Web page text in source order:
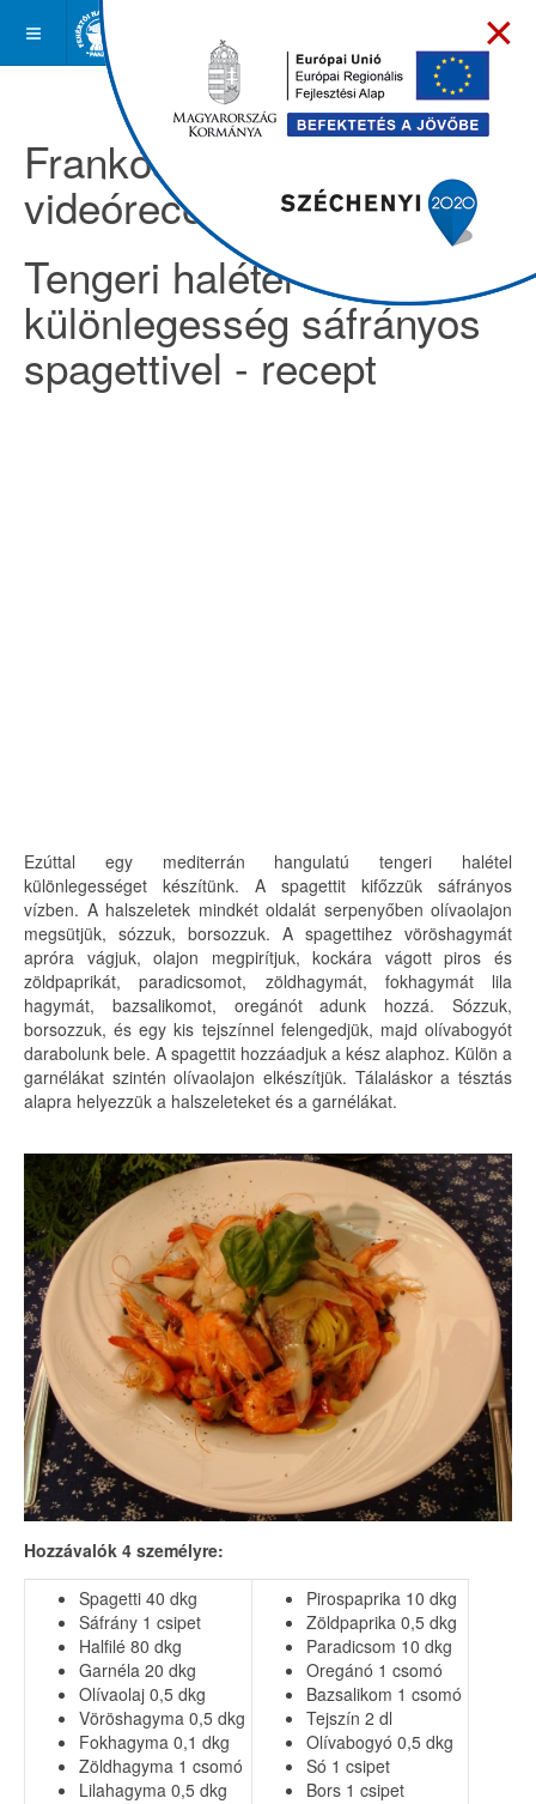
Frankóságok -
videóreceptek
Tengeri halétel
különlegesség sáfrányos
spagettivel - recept
Ezúttal egy mediterrán hangulatú tengeri halétel
különlegességet készítünk. A spagettit kifőzzük sáfrányos
vízben. A halszeletek mindkét oldalát serpenyőben olívaolajon
megsütjük, sózzuk, borsozzuk. A spagettihez vöröshagymát
apróra vágjuk, olajon megpirítjuk, kockára vágott piros és
zöldpaprikát, paradicsomot, zöldhagymát, fokhagymát lila
hagymát, bazsalikomot, oregánót adunk hozzá. Sózzuk,
borsozzuk, és egy kis tejszínnel felengedjük, majd olívabogyót
darabolunk bele. A spagettit hozzáadjuk a kész alaphoz. Külön a
garnélákat szintén olívaolajon elkészítjük. Tálaláskor a tésztás
alapra helyezzük a halszeleteket és a garnélákat.
Hozzávalók 4 személyre:
Spagetti 40 dkg
Sáfrány 1 csipet
Halfilé 80 dkg
Garnéla 20 dkg
Olívaolaj 0,5 dkg
Vöröshagyma 0,5 dkg
Fokhagyma 0,1 dkg
Zöldhagyma 1 csomó
Lilahagyma 0,5 dkg
Pirospaprika 10 dkg
Zöldpaprika 0,5 dkg
Paradicsom 10 dkg
Oregánó 1 csomó
Bazsalikom 1 csomó
Tejszín 2 dl
Olívabogyó 0,5 dkg
Só 1 csipet
Bors 1 csipet
×